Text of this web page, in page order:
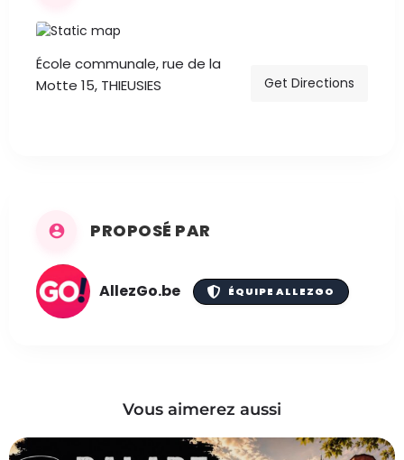
École communale, rue de la
Motte 15, THIEUSIES
Get Directions
PROPOSÉ PAR
AllezGo.be ÉQUIPE ALLEZGO
Vous aimerez aussi